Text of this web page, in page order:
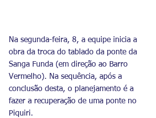
Na segunda-feira, 8, a equipe inicia a
obra da troca do tablado da ponte da
Sanga Funda (em direção ao Barro
Vermelho). Na sequência, após a
conclusão desta, o planejamento é a
fazer a recuperação de uma ponte no
Piquiri.